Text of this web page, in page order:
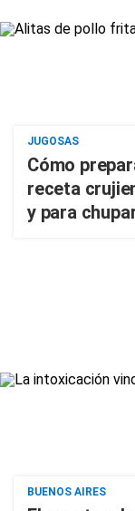
JUGOSAS
Cómo
receta
y para
BUENOS AIRES